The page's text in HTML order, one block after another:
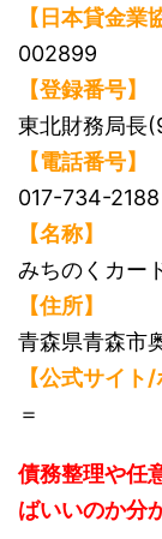
【日本貸金業
002899
【登録番号】
東北財務局長
【電話番号】
017-734-2188
【名称】
みちのくカー
【住所】
青森県青森市
【公式サイト
＝
債務整理や任
ばいいのか分